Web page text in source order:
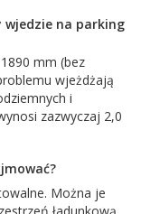
wjedzie na parking
mm (bez
wjeżdżają
i
zazwyczaj 2,0
Można je